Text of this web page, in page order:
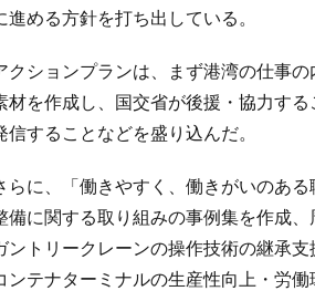
進める方針を打ち出している。
クションプランは、まず港湾の仕事
材を作成し、国交省が後援・協力す
信することなどを盛り込んだ。
らに、「働きやすく、働きがいのあ
備に関する取り組みの事例集を作成
ントリークレーンの操作技術の継承
ンテナターミナルの生産性向上・労